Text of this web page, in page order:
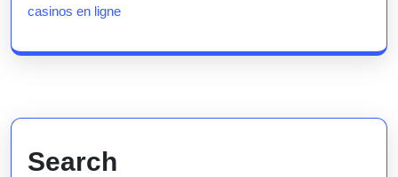
casinos en ligne
Search